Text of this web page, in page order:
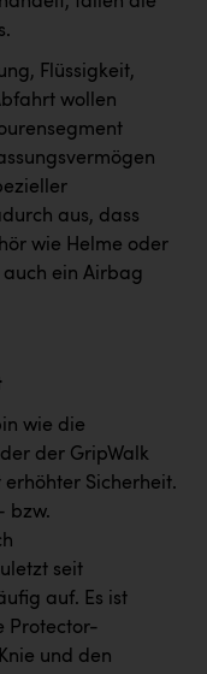
Flüssigkeit,
wollen
aus, dass
wie Helme oder
ein Airbag
wie die
der GripWalk
Sicherheit.
bzw.
seit
auf. Es ist
Protector-
und den